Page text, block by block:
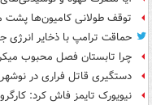
توقف طولانی کامیون‌ها
حماقت ترامپ با ذخایر انرژی
چرا تابستان فصل محبوب
دستگیری قاتل فراری در نوشهر
نیویورک تایمز فاش کرد: